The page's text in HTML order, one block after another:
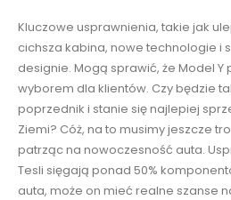
Kluczowe usprawnienia, takie jak
cichsza kabina, nowe technologie i
designie. Mogą sprawić, że Model
wyborem dla klientów. Czy będzie
poprzednik i stanie się najlepiej
Ziemi? Cóż, na to musimy jeszcze
patrząc na nowoczesność auta.
Tesli sięgają ponad 50%
auta, może on mieć realne szanse